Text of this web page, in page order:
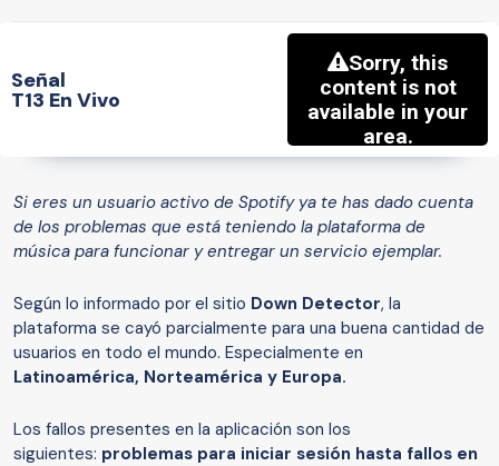
Señal
T13 En Vivo
Si eres un usuario activo de Spotify ya te has dado cuenta
de los problemas que está teniendo la plataforma de
música para funcionar y entregar un servicio ejemplar.
Según lo informado por el sitio Down Detector, la
plataforma se cayó parcialmente para una buena cantidad de
usuarios en todo el mundo. Especialmente en
Latinoamérica, Norteamérica y Europa.
Los fallos presentes en la aplicación son los
siguientes: problemas para iniciar sesión hasta fallos en